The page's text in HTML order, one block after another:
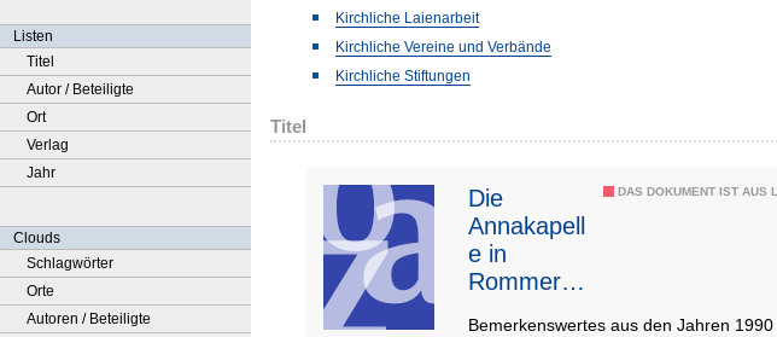
Listen
Titel
Autor / Beteiligte
Ort
Verlag
Jahr
Clouds
Schlagwörter
Orte
Autoren / Beteiligte
Kirchliche Laienarbeit
Kirchliche Vereine und Verbände
Kirchliche Stiftungen
Titel
DAS DOKUMENT IST AUS
Die
Annakapell
e in
Rommers
Bemerkenswertes aus den Jahren 1990